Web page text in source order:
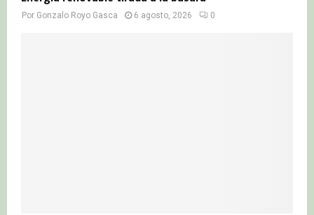
Por Gonzalo Royo Gasca 6 agosto, 2026 0